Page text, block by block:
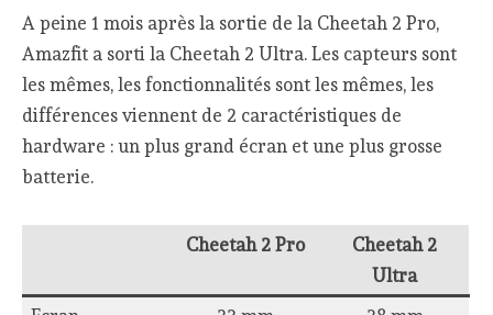
A peine 1 mois après la sortie de la Cheetah 2 Pro,
Amazfit a sorti la Cheetah 2 Ultra. Les capteurs sont
les mêmes, les fonctionnalités sont les mêmes, les
différences viennent de 2 caractéristiques de
hardware : un plus grand écran et une plus grosse
batterie.
Cheetah 2 Pro
Cheetah 2
Ultra